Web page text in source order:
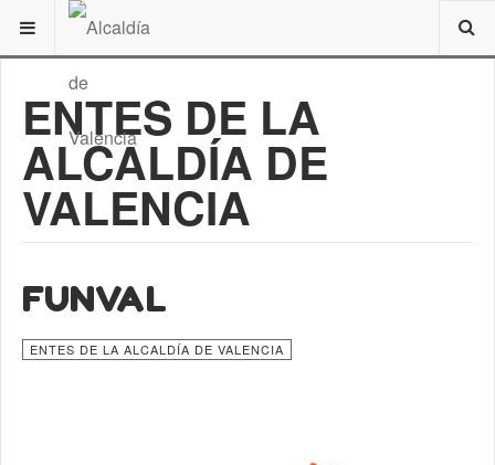
ESTÁ AQUÍ: DE INTERÉS
ENTES DE LA
ALCALDÍA DE
VALENCIA
FUNVAL
ENTES DE LA ALCALDÍA DE VALENCIA